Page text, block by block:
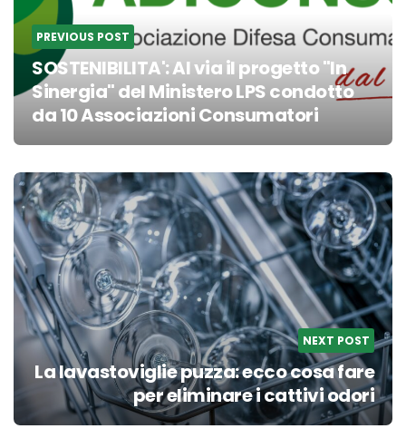
PREVIOUS POST
SOSTENIBILITA': Al via il progetto "In
Sinergia" del Ministero LPS condotto
da 10 Associazioni Consumatori
NEXT POST
La lavastoviglie puzza: ecco cosa fare
per eliminare i cattivi odori